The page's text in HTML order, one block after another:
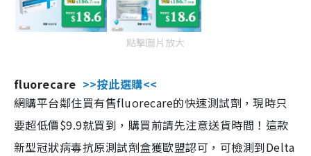
點擊圖片放大
fluorecare >>按此選購<<
網購平台鄰住買有售fluorecare的快速測試劑，現時只
要超低價$9.9就買到，購買前請先注意送貨時間！這款
新型冠狀病毒抗原測試劑盒獲歐盟認可，可檢測到Delta